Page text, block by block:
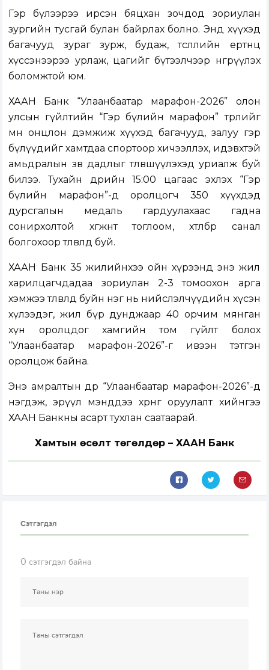
Гэр бүлээрээ ирсэн бяцхан зочдод зориулан
зургийн тусгай булан байрлах болно. Энд хүүхэд
багачууд зураг зурж, будаж, төсөөллийн ертөнцөө
хүссэнээрээ урлаж, цагийг бүтээлчээр өнгөрүүлэх
боломжтой юм.
ХААН Банк “Улаанбаатар марафон-2026” олон
улсын гүйлтийн “Гэр бүлийн марафон” төрлийг
мөн онцлон дэмжиж хүүхэд багачууд, залуу гэр
бүлүүдийг хамтдаа спортоор хичээллэх, идэвхтэй
амьдралын зөв дадлыг төлөвшүүлэхэд уриалж буй
билээ. Тухайн өдрийн 15:00 цагаас эхлэх “Гэр
бүлийн марафон”-д оролцогч 350 хүүхдэд
дурсгалын медаль гардуулахаас гадна
сонирхолтой хөгжөөнт тоглоом, хөтөлбөр санал
болгохоор төлөвлөөд буй.
ХААН Банк 35 жилийнхээ ойн хүрээнд энэ жил
харилцагчдадаа зориулан 2-3 томоохон арга
хэмжээ төлөвлөөд буйн нэг нь нийслэлчүүдийн хүсэн
хүлээдэг, жил бүр дунджаар 40 орчим мянган
хүн оролцдог хамгийн том гүйлт болох
“Улаанбаатар марафон-2026”-г ивээн тэтгэн
оролцож байна.
Энэ амралтын өдөр “Улаанбаатар марафон-2026”-д
нэгдэж, эрүүл мэнддээ хөрөнгө оруулалт хийнгээ
ХААН Банкны асарт тухлан саатаарай.
Хамтын өсөлт төгөлдөр – ХААН Банк
Сэтгэгдэл
0 сэтгэгдэл байна